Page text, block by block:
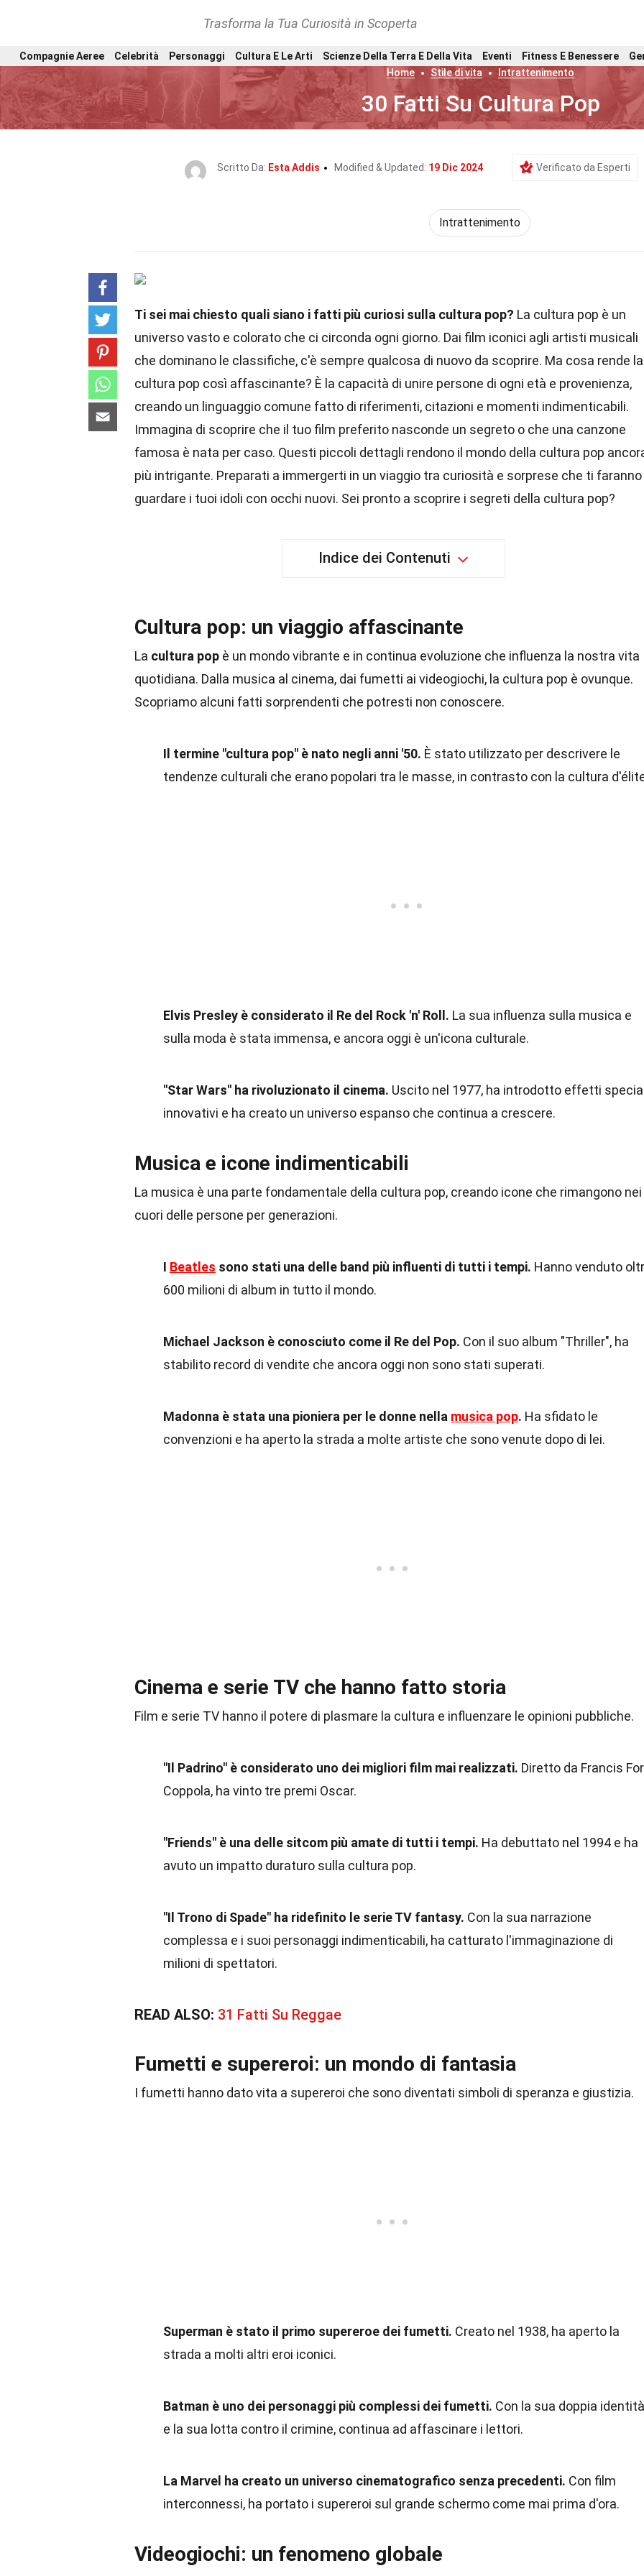
Trasforma la Tua Curiosità in Scoperta
Compagnie Aeree Celebrità Personaggi Cultura E Le Arti Scienze Della Terra E Della Vita Eventi Fitness E Benessere
Home
Stile di vita Intrattenimento
30 Fatti Su Cultura Pop
Scritto Da: Esta Addis Modified & Updated: 19 Dic 2024 Verificato da Esperti
Intrattenimento
Ti sei mai chiesto quali siano i fatti più curiosi sulla cultura pop? La cultura pop è un
universo vasto e colorato che ci circonda ogni giorno. Dai film iconici agli artisti musicali
che dominano le classifiche, c'è sempre qualcosa di nuovo da scoprire. Ma cosa rende la
cultura pop così affascinante? È la capacità di unire persone di ogni età e provenienza,
creando un linguaggio comune fatto di riferimenti, citazioni e momenti indimenticabili.
Immagina di scoprire che il tuo film preferito nasconde un segreto o che una canzone
famosa è nata per caso. Questi piccoli dettagli rendono il mondo della cultura pop
più intrigante. Preparati a immergerti in un viaggio tra curiosità e sorprese che ti faranno
guardare i tuoi idoli con occhi nuovi. Sei pronto a scoprire i segreti della cultura pop?
Indice dei Contenuti
Cultura pop: un viaggio affascinante
La cultura pop è un mondo vibrante e in continua evoluzione che influenza la nostra vita
quotidiana. Dalla musica al cinema, dai fumetti ai videogiochi, la cultura pop è ovunque.
Scopriamo alcuni fatti sorprendenti che potresti non conoscere.
Il termine "cultura pop" è nato negli anni '50. È stato utilizzato per descrivere le
tendenze culturali che erano popolari tra le masse, in contrasto con la cultura
Elvis Presley è considerato il Re del Rock 'n' Roll. La sua influenza sulla musica e
sulla moda è stata immensa, e ancora oggi è un'icona culturale.
"Star Wars" ha rivoluzionato il cinema. Uscito nel 1977, ha introdotto effetti
innovativi e ha creato un universo espanso che continua a crescere.
Musica e icone indimenticabili
La musica è una parte fondamentale della cultura pop, creando icone che rimangono nei
cuori delle persone per generazioni.
I Beatles sono stati una delle band più influenti di tutti i tempi. Hanno venduto
600 milioni di album in tutto il mondo.
Michael Jackson è conosciuto come il Re del Pop. Con il suo album "Thriller", ha
stabilito record di vendite che ancora oggi non sono stati superati.
Madonna è stata una pioniera per le donne nella musica pop. Ha sfidato le
convenzioni e ha aperto la strada a molte artiste che sono venute dopo di lei.
Cinema e serie TV che hanno fatto storia
Film e serie TV hanno il potere di plasmare la cultura e influenzare le opinioni pubbliche.
"Il Padrino" è considerato uno dei migliori film mai realizzati. Diretto da Francis
Coppola, ha vinto tre premi Oscar.
"Friends" è una delle sitcom più amate di tutti i tempi. Ha debuttato nel 1994 e ha
avuto un impatto duraturo sulla cultura pop.
"Il Trono di Spade" ha ridefinito le serie TV fantasy. Con la sua narrazione
complessa e i suoi personaggi indimenticabili, ha catturato l'immaginazione di
milioni di spettatori.
READ ALSO: 31 Fatti Su Reggae
Fumetti e supereroi: un mondo di fantasia
I fumetti hanno dato vita a supereroi che sono diventati simboli di speranza e giustizia.
Superman è stato il primo supereroe dei fumetti. Creato nel 1938, ha aperto la
strada a molti altri eroi iconici.
Batman è uno dei personaggi più complessi dei fumetti. Con la sua doppia identità
e la sua lotta contro il crimine, continua ad affascinare i lettori.
La Marvel ha creato un universo cinematografico senza precedenti. Con film
interconnessi, ha portato i supereroi sul grande schermo come mai prima d'ora.
Videogiochi: un fenomeno globale